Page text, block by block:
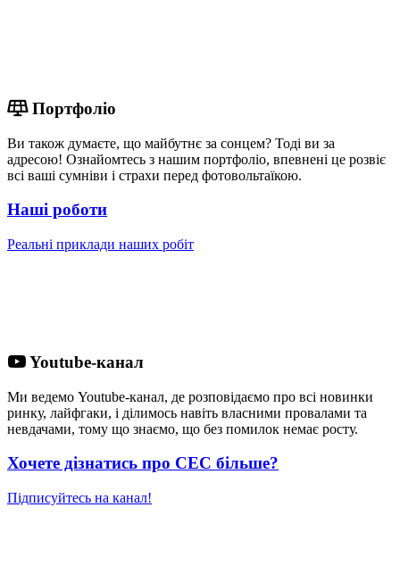
Портфоліо
Ви також думаєте, що майбутнє за сонцем? Тоді ви за
адресою! Ознайомтесь з нашим портфоліо, впевнені це розвіє
всі ваші сумніви і страхи перед фотовольтаїкою.
Наші роботи
Реальні приклади наших робіт
Youtube-канал
Ми ведемо Youtube-канал, де розповідаємо про всі новинки
ринку, лайфгаки, і ділимось навіть власними провалами та
невдачами, тому що знаємо, що без помилок немає росту.
Хочете дізнатись про СЕС більше?
Підписуйтесь на канал!